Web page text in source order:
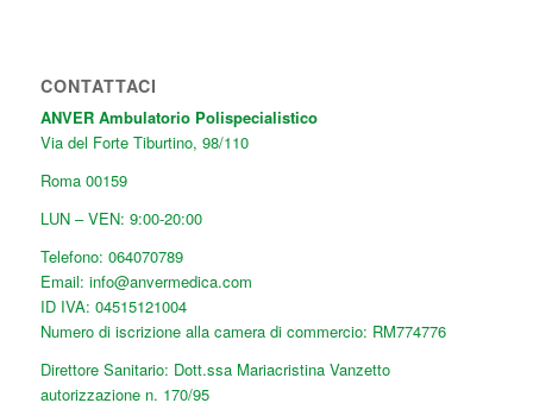
CONTATTACI
ANVER Ambulatorio Polispecialistico
Via del Forte Tiburtino, 98/110
Roma 00159
LUN – VEN: 9:00-20:00
Telefono: 064070789
Email: info@anvermedica.com
ID IVA: 04515121004
Numero di iscrizione alla camera di commercio: RM774776
Direttore Sanitario: Dott.ssa Mariacristina Vanzetto
autorizzazione n. 170/95